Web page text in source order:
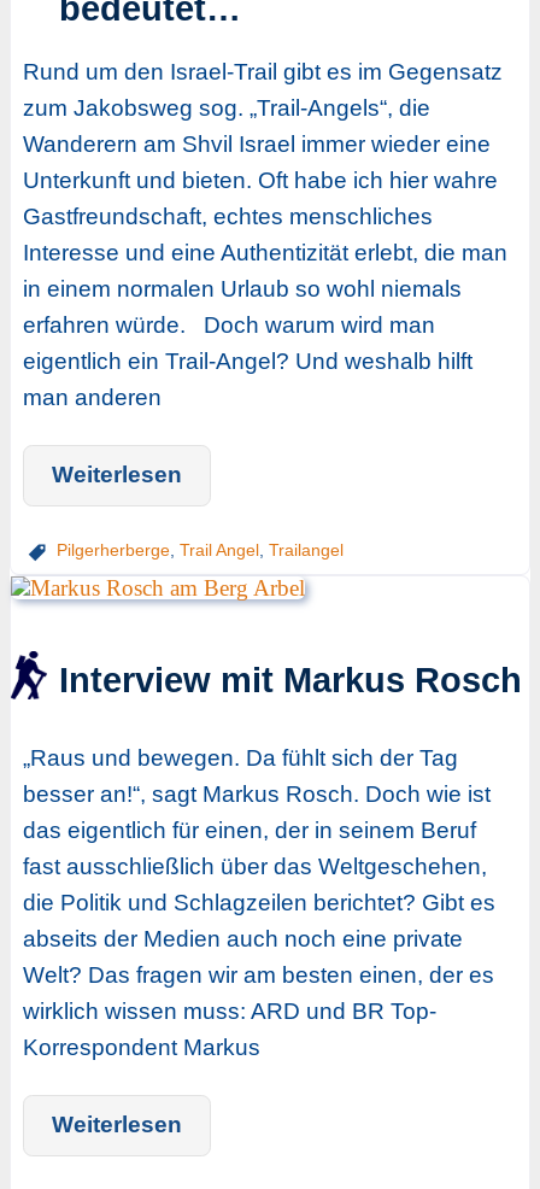
bedeutet…
Rund um den Israel-Trail gibt es im Gegensatz
zum Jakobsweg sog. „Trail-Angels“, die
Wanderern am Shvil Israel immer wieder eine
Unterkunft und bieten. Oft habe ich hier wahre
Gastfreundschaft, echtes menschliches
Interesse und eine Authentizität erlebt, die man
in einem normalen Urlaub so wohl niemals
erfahren würde. Doch warum wird man
eigentlich ein Trail-Angel? Und weshalb hilft
man anderen
Weiterlesen
Pilgerherberge, Trail Angel, Trailangel
Interview mit Markus Rosch
„Raus und bewegen. Da fühlt sich der Tag
besser an!“, sagt Markus Rosch. Doch wie ist
das eigentlich für einen, der in seinem Beruf
fast ausschließlich über das Weltgeschehen,
die Politik und Schlagzeilen berichtet? Gibt es
abseits der Medien auch noch eine private
Welt? Das fragen wir am besten einen, der es
wirklich wissen muss: ARD und BR Top-
Korrespondent Markus
Weiterlesen